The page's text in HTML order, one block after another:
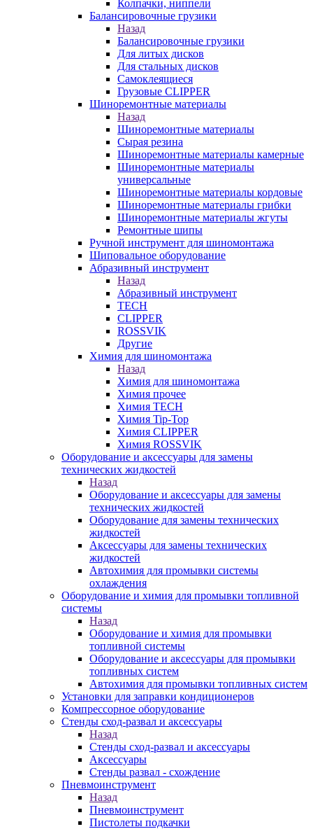
Колпачки, ниппели
Балансировочные грузики
Назад
Балансировочные грузики
Для литых дисков
Для стальных дисков
Самоклеящиеся
Грузовые CLIPPER
Шиноремонтные материалы
Назад
Шиноремонтные материалы
Сырая резина
Шиноремонтные материалы камерные
Шиноремонтные материалы
универсальные
Шиноремонтные материалы кордовые
Шиноремонтные материалы грибки
Шиноремонтные материалы жгуты
Ремонтные шипы
Ручной инструмент для шиномонтажа
Шиповальное оборудование
Абразивный инструмент
Назад
Абразивный инструмент
TECH
CLIPPER
ROSSVIK
Другие
Химия для шиномонтажа
Назад
Химия для шиномонтажа
Химия прочее
Химия TECH
Химия Tip-Top
Химия CLIPPER
Химия ROSSVIK
Оборудование и аксессуары для замены
технических жидкостей
Назад
Оборудование и аксессуары для замены
технических жидкостей
Оборудование для замены технических
жидкостей
Аксессуары для замены технических
жидкостей
Автохимия для промывки системы
охлаждения
Оборудование и химия для промывки топливной
системы
Назад
Оборудование и химия для промывки
топливной системы
Оборудование и аксессуары для промывки
топливных систем
Автохимия для промывки топливных систем
Установки для заправки кондиционеров
Компрессорное оборудование
Стенды сход-развал и аксессуары
Назад
Стенды сход-развал и аксессуары
Аксессуары
Стенды развал - схождение
Пневмоинструмент
Назад
Пневмоинструмент
Пистолеты подкачки